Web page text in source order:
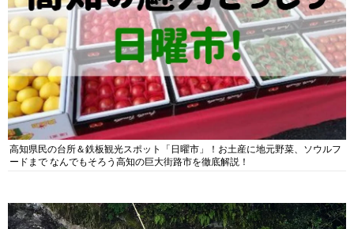
高知県民の台所＆鉄板観光スポット「日曜市」！お土産に地元野菜、ソウルフ
ードまで なんでもそろう高知の巨大街路市を徹底解説！